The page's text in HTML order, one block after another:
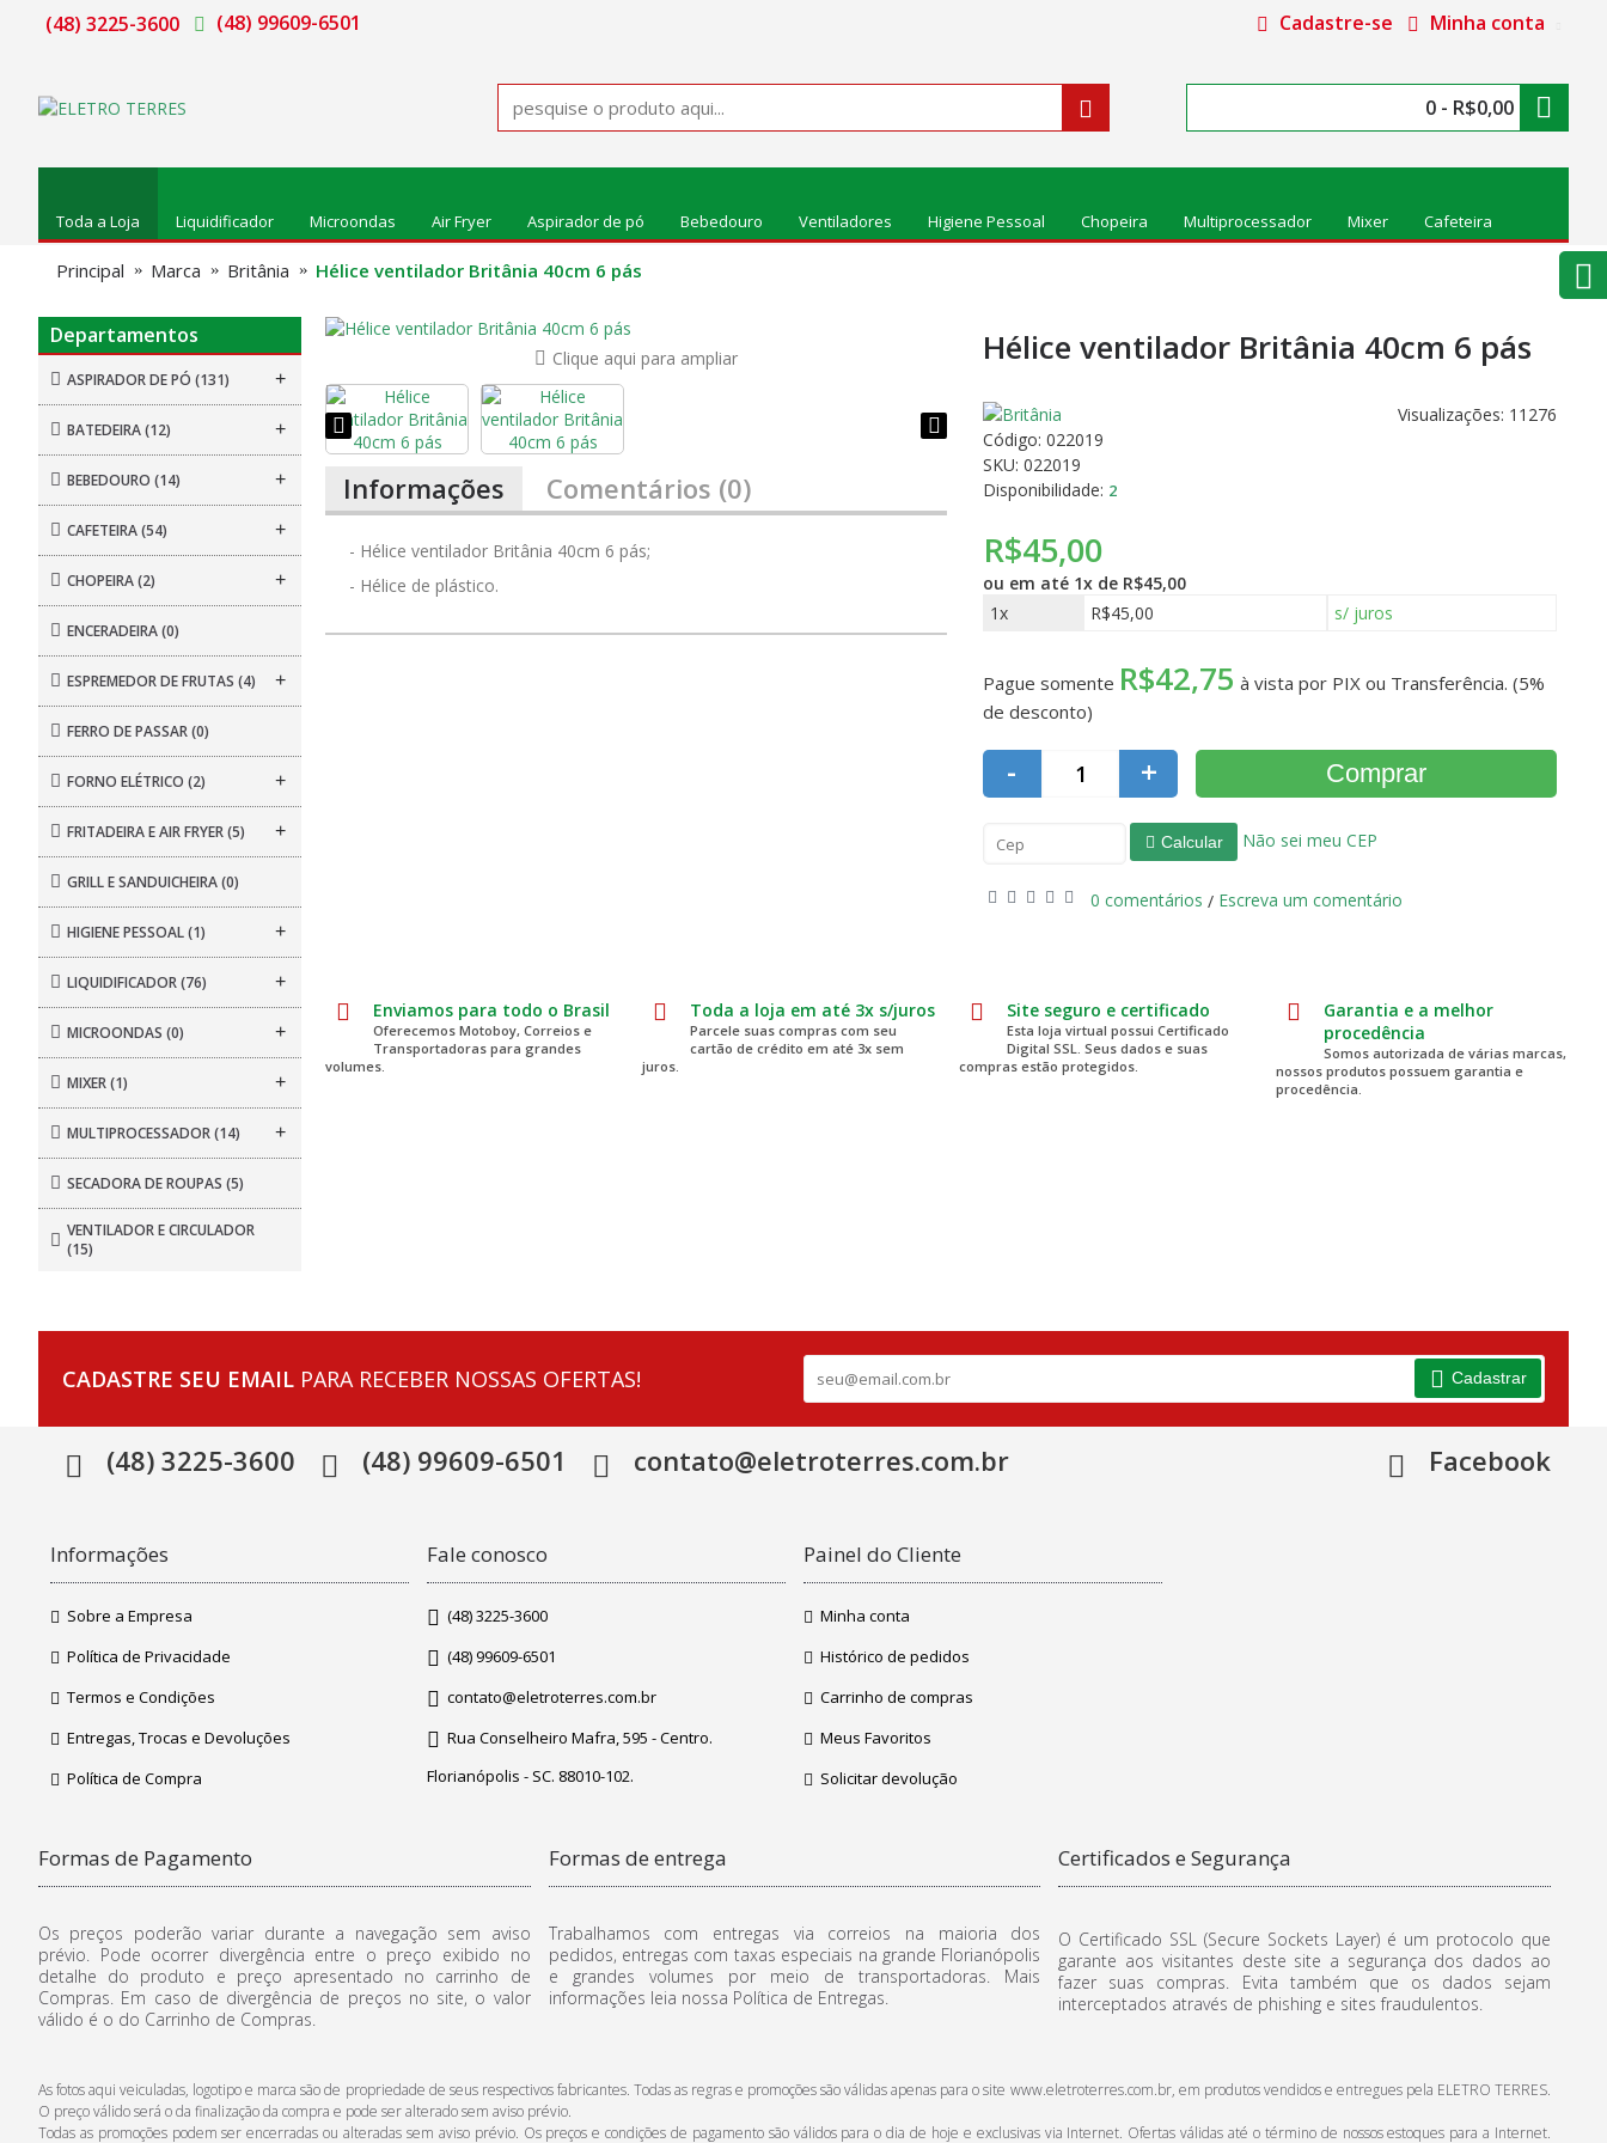
(48) 3225-3600 (48) 99609-6501 Cadastre-se Minha conta
0 - R$0,00
Toda a Loja Liquidificador Microondas Air Fryer Aspirador de pó Bebedouro Ventiladores Higiene Pessoal Chopeira Multiprocessador Mixer Cafeteira
Principal Marca Britânia Hélice ventilador Britânia 40cm 6 pás
Departamentos
ASPIRADOR DE PÓ (131) +
BATEDEIRA(12) +
BEBEDOURO (14) +
CAFETEIRA(54) +
CHOPEIRA(2) +
ENCERADEIRA(0)
ESPREMEDOR DE FRUTAS (4) +
FERRO DE PASSAR(0)
FORNO ELÉTRICO (2) +
FRITADEIRA E AIR FRYER(5) +
GRILL E SANDUICHEIRA(0)
HIGIENE PESSOAL(1) +
LIQUIDIFICADOR(76) +
MICROONDAS (0) +
MIXER(1) +
MULTIPROCESSADOR(14) +
SECADORA DE ROUPAS (5)
VENTILADOR E CIRCULADOR
(15)
Clique aqui para ampliar
Informações Comentários (0)
- Hélice ventilador Britânia 40cm 6 pás;
- Hélice de plástico.
Hélice ventilador Britânia 40cm 6 pás
Visualizações: 11276
Código: 022019
SKU: 022019
Disponibilidade: 2
R$45,00
ou em até 1x de R$45,00
1x
R$45,00 s/ juros
Pague somente R$42,75 à vista por PIX ou Transferência. (5%
de desconto)
- + Comprar
Calcular Não sei meu CEP
0 comentários / Escreva um comentário
Enviamos para todo o Brasil
Oferecemos Motoboy, Correios e
Transportadoras para grandes
volumes.
Toda a loja em até 3x s/juros
Parcele suas compras com seu
cartão de crédito em até 3x sem
juros.
Site seguro e certificado
Esta loja virtual possui Certificado
Digital SSL. Seus dados e suas
compras estão protegidos.
Garantia e a melhor
procedência
Somos autorizada de várias marcas,
nossos produtos possuem garantia e
procedência.
CADASTRE SEU EMAIL PARA RECEBER NOSSAS OFERTAS! Cadastrar
(48) 3225-3600 (48) 99609-6501 contato@eletroterres.com.br Facebook
Informações
Sobre a Empresa
Política de Privacidade
Termos e Condições
Entregas, Trocas e Devoluções
Política de Compra
Fale conosco
(48) 3225-3600
(48) 99609-6501
contato@eletroterres.com.br
Rua Conselheiro Mafra, 595 - Centro.
Florianópolis - SC. 88010-102.
Painel do Cliente
Minha conta
Histórico de pedidos
Carrinho de compras
Meus Favoritos
Solicitar devolução
Formas de Pagamento
Os preços poderão variar durante a navegação sem aviso
prévio. Pode ocorrer divergência entre o preço exibido no
detalhe do produto e preço apresentado no carrinho de
Compras. Em caso de divergência de preços no site, o valor
válido é o do Carrinho de Compras.
Formas de entrega
Trabalhamos com entregas via correios na maioria dos
pedidos, entregas com taxas especiais na grande Florianópolis
e grandes volumes por meio de transportadoras. Mais
informações leia nossa Política de Entregas.
Certificados e Segurança
O Certificado SSL (Secure Sockets Layer) é um protocolo que
garante aos visitantes deste site a segurança dos dados ao
fazer suas compras. Evita também que os dados sejam
interceptados através de phishing e sites fraudulentos.
As fotos aqui veiculadas, logotipo e marca são de propriedade de seus respectivos fabricantes. Todas as regras e promoções são válidas apenas para o site www.eletroterres.com.br, em produtos vendidos e entregues pela ELETRO TERRES.
O preço válido será o da finalização da compra e pode ser alterado sem aviso prévio.
Todas as promoções podem ser encerradas ou alteradas sem aviso prévio. Os preços e condições de pagamento são válidos para o dia de hoje e exclusivas via Internet. Ofertas válidas até o término de nossos estoques para a Internet.